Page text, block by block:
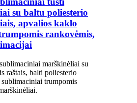
su baltu poliesterio
apvalios kaklo
rankovėmis,